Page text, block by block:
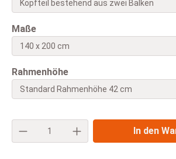
Maßeauswählen
Rahmenhöheauswählen
Produkt Anzahl: Gib den
In den